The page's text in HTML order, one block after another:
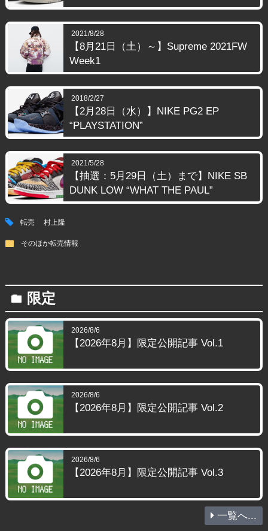
2021/8/28
【8月21日（土）～】Supreme 2021FW
Week1
2018/2/27
【2月28日（水）】NIKE PG2 EP
“PLAYSTATION”
2021/5/28
【抽選：5月29日（土）まで】NIKE SB
DUNK LOW “WHAT THE PAUL”
tag 転売 村上隆
folder そのほか転売情報
folder 限定
2026/8/6
【2026年8月】限定公開記事 Vol.1
2026/8/6
【2026年8月】限定公開記事 Vol.2
2026/8/6
【2026年8月】限定公開記事 Vol.3
一覧へ...